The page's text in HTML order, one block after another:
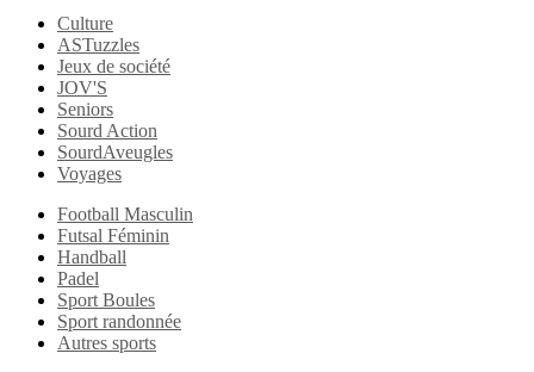
Culture
ASTuzzles
Jeux de société
JOV'S
Seniors
Sourd Action
SourdAveugles
Voyages
Football Masculin
Futsal Féminin
Handball
Padel
Sport Boules
Sport randonnée
Autres sports